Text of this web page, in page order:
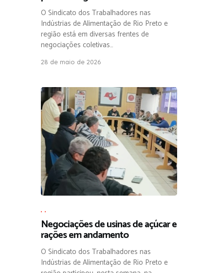
O Sindicato dos Trabalhadores nas
Indústrias de Alimentação de Rio Preto e
região está em diversas frentes de
negociações coletivas…
28 de maio de 2026
, ,
Negociações de usinas de açúcar e
rações em andamento
O Sindicato dos Trabalhadores nas
Indústrias de Alimentação de Rio Preto e